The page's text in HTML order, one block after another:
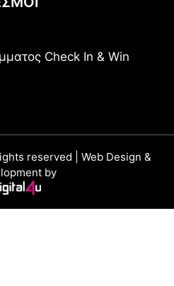
Check In & Win
reserved | Web Design &
by